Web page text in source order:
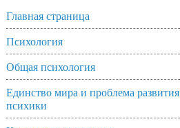
Главная страница
Психология
Общая психология
Единство мира и проблема развития
психики